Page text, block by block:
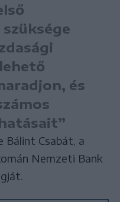
és
Bálint Csabát, a
Nemzeti Bank